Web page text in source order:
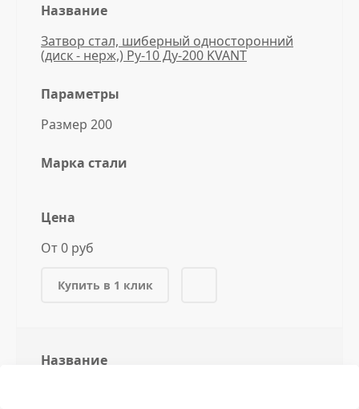
Название
Затвор стал, шиберный односторонний
(диск - нерж,) Ру-10 Ду-200 KVANT
Параметры
Размер 200
Марка стали
Цена
От 0 руб
Купить в 1 клик
Название